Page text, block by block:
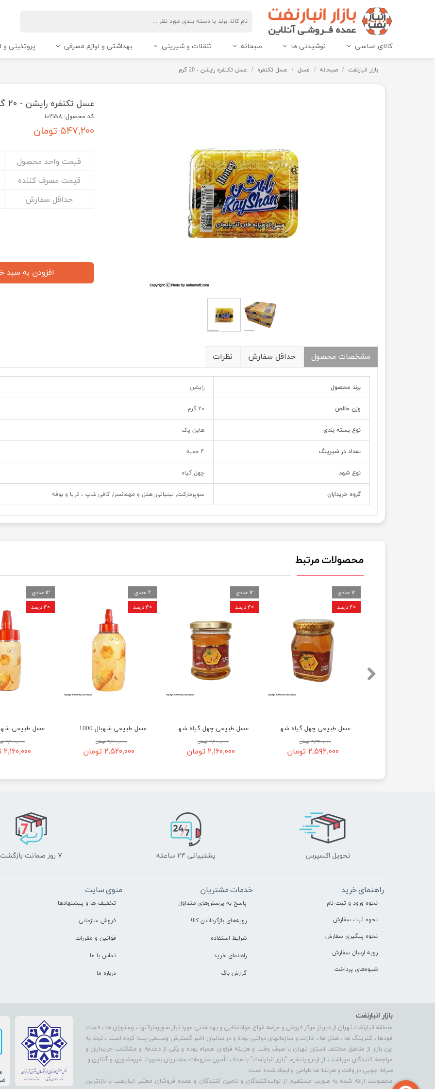
کالای اساسی نوشیدنی ها صبحانه تنقلات و شیرینی بهداشتی و لوازم مصرفی پروتئینی و
بازار انبارنفت صبحانه عسل عسل تکنفره عسل تکنفره رایشن - 20 گرم
عسل تکنفره رایشن - 20 گرم
کد محصول: 101958
۵۴۷,۲۰۰ تومان
قیمت واحد محصول
قیمت مصرف کننده
حداقل سفارش
افزودن به سبد
مشخصات محصول حداقل سفارش نظرات
برند محصول رایشن
وزن خالص 20 گرم
نوع بسته بندی هاین پک
تعداد در شیرینگ 4 جعبه
نوع شهد چهل گیاه
گروه خریداران سوپرمارکت, لبنیاتی, هتل و مهمانسرا, کافی شاپ ، تریا و بوفه
محصولات مرتبط
۳,۶۰۰,۰۰۰ تومان
۲,۱۶۰,۰۰۰ تومان
12 عددی
۴۰ درصد
عسل طبیعی شهبال 1000 گرم - آسان ریز
۴,۲۰۰,۰۰۰ تومان
۲,۵۲۰,۰۰۰ تومان
6 عددی
۴۰ درصد
عسل طبیعی چهل گیاه شهبال 280 گرم - شیشه ای
۳,۶۰۰,۰۰۰ تومان
۲,۱۶۰,۰۰۰ تومان
12 عددی
۴۰ درصد
عسل طبیعی چهل گیاه شهبال 380 گرم - شیشه ای
۴,۳۲۰,۰۰۰ تومان
۲,۵۹۲,۰۰۰ تومان
12 عددی
۴۰ درصد
بازار انبارنفت
منطقه انبارنفت تهران از دیرباز مرکز فروش و عرضه انواع موادغذایی و بهداشتی مورد نیاز سوپرمارکتها ، رستوران ها ، فست
فودها ، کترینگ ها ، هتل ها ، ادارات و سازمانهای دولتی بوده و در سالیان اخیر گسترش وسیعی پیدا کرده است ، تردد به
این بازار از مناطق مختلف استان تهران با صرف وقت و هزینه فراوان همراه بوده و یکی از دغدغه و مشکلات خریداران و
مراجعه کنندگان میباشد ، از اینرو پلتفرم "بازار انبارنفت" با هدف تأمین ملزومات مشتریان بصورت غیرحضوری و آنلاین و
صرفه جویی در وقت و هزینه ها طراحی و ایجاد شده است.
محصولات ارائه شده به صورت مستقیم از تولیدکنندگان و تامین کنندگان و عمده فروشان معتبر انبارنفت با نازلترین
تحویل اکسپرس پشتیبانی ۲۴ ساعته ۷ روز ضمانت بازگشت
راهنمای خرید
نحوه ورود و ثبت نام
نحوه ثبت سفارش
نحوه پیگیری سفارش
رویه ارسال سفارش
شیوه‌های پرداخت
خدمات مشتریان
پاسخ به پرسش‌های متداول
رویه‌های بازگرداندن کالا
شرایط استفاده
راهنمای خرید
گزارش باگ
منوی سایت
تخفیف ها و پیشنهادها
فروش سازمانی
قوانین و مقررات
تماس با ما
درباره ما